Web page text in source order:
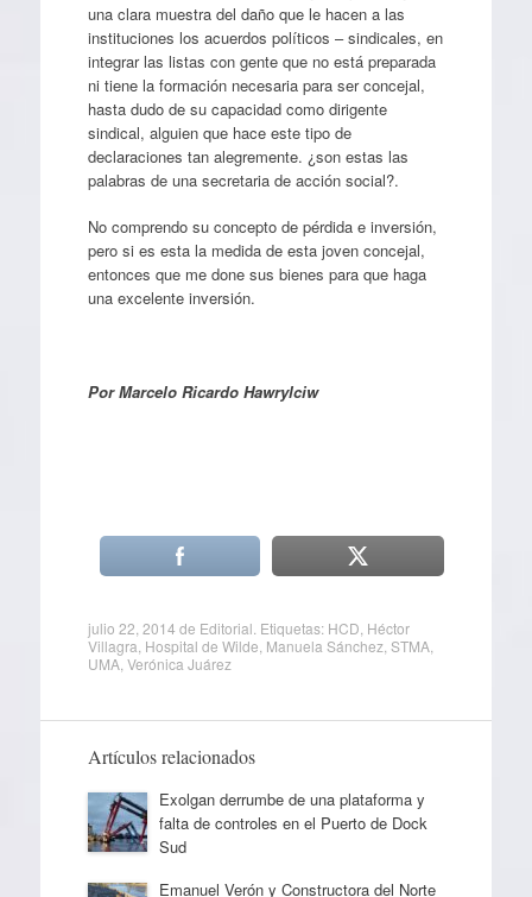
una clara muestra del daño que le hacen a las
instituciones los acuerdos políticos – sindicales, en
integrar las listas con gente que no está preparada
ni tiene la formación necesaria para ser concejal,
hasta dudo de su capacidad como dirigente
sindical, alguien que hace este tipo de
declaraciones tan alegremente. ¿son estas las
palabras de una secretaria de acción social?.
No comprendo su concepto de pérdida e inversión,
pero si es esta la medida de esta joven concejal,
entonces que me done sus bienes para que haga
una excelente inversión.
Por Marcelo Ricardo Hawrylciw
julio 22, 2014 de Editorial . Etiquetas: HCD Héctor
Villagra Hospital de Wilde Manuela Sánchez, STMA,
UMA, Verónica Juárez
Artículos relacionados
Exolgan derrumbe de una plataforma y
falta de controles en el Puerto de Dock
Sud
Emanuel Verón y Constructora del Norte